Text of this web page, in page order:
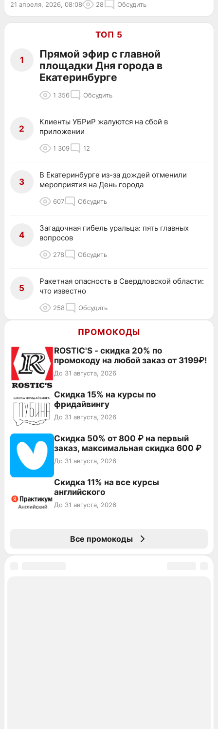
21 апреля, 2026, 08:08 28 Обсудить
ТОП 5
1
Прямой эфир с главной
площадки Дня города в
Екатеринбурге
1 356 Обсудить
2
Клиенты УБРиР жалуются на сбой в
приложении
1 309 12
3
В Екатеринбурге из-за дождей отменили
мероприятия на День города
607 Обсудить
4
Загадочная гибель уральца: пять главных
вопросов
278 Обсудить
5
Ракетная опасность в Свердловской области:
что известно
258 Обсудить
ПРОМОКОДЫ
ROSTIC'S - скидка 20% по
промокоду на любой заказ от 3199₽!
До 31 августа, 2026
Скидка 15% на курсы по
фридайвингу
До 31 августа, 2026
Скидка 50% от 800 ₽ на первый
заказ, максимальная скидка 600 ₽
До 31 августа, 2026
Скидка 11% на все курсы
английского
До 31 августа, 2026
Все промокоды